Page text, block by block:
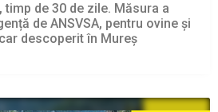
timp de 30 de zile. Măsura a
de ANSVSA, pentru ovine și
descoperit în Mureș